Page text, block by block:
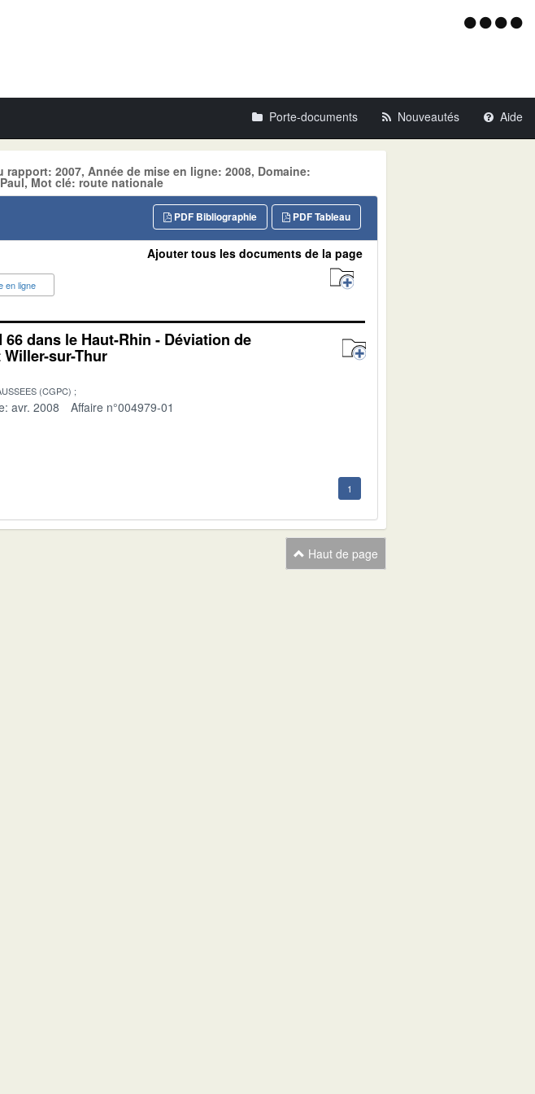
Menu
Porte-documents Nouveautés Aide
2007, Année de mise en ligne: 2008, Domaine:
Mot clé: route nationale
PDF Tableau
PDF Bibliographie
en ligne
Ajouter tous les documents de la page
66 dans le Haut-Rhin - Déviation de
sur-Thur
(CGPC)
avr. 2008 Affaire n°004979-01
1
Haut de page